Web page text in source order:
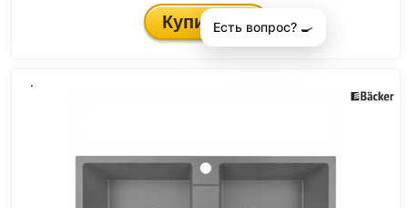
Купить 🛒
.
Есть вопрос? 🍳